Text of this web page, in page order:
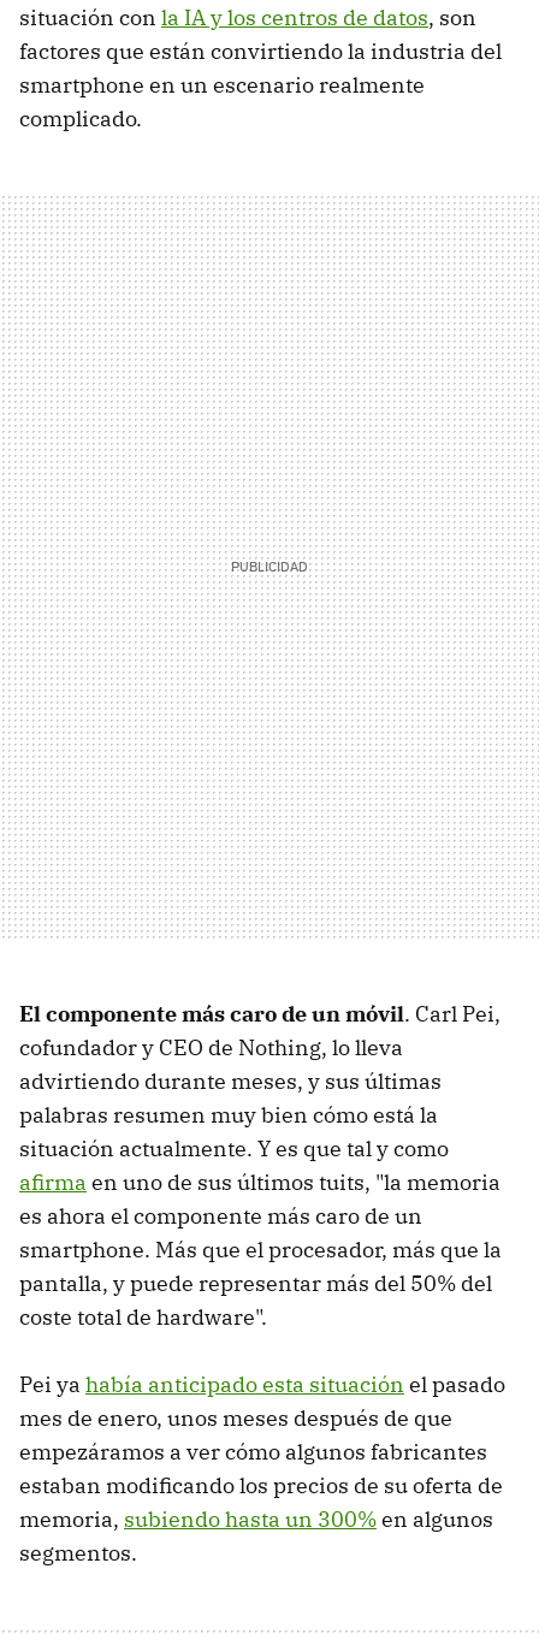
situación con la IA y los centros de datos, son
factores que están convirtiendo la industria del
smartphone en un escenario realmente
complicado.
El componente más caro de un móvil. Carl Pei,
cofundador y CEO de Nothing, lo lleva
advirtiendo durante meses, y sus últimas
palabras resumen muy bien cómo está la
situación actualmente. Y es que tal y como
afirma en uno de sus últimos tuits, "la memoria
es ahora el componente más caro de un
smartphone. Más que el procesador, más que la
pantalla, y puede representar más del 50% del
coste total de hardware".
Pei ya había anticipado esta situación el pasado
mes de enero, unos meses después de que
empezáramos a ver cómo algunos fabricantes
estaban modificando los precios de su oferta de
memoria, subiendo hasta un 300%en algunos
segmentos.